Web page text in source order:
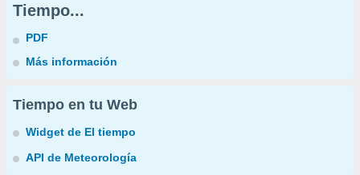
Tiempo...
PDF
Más información
Tiempo en tu Web
Widget de El tiempo
API de Meteorología